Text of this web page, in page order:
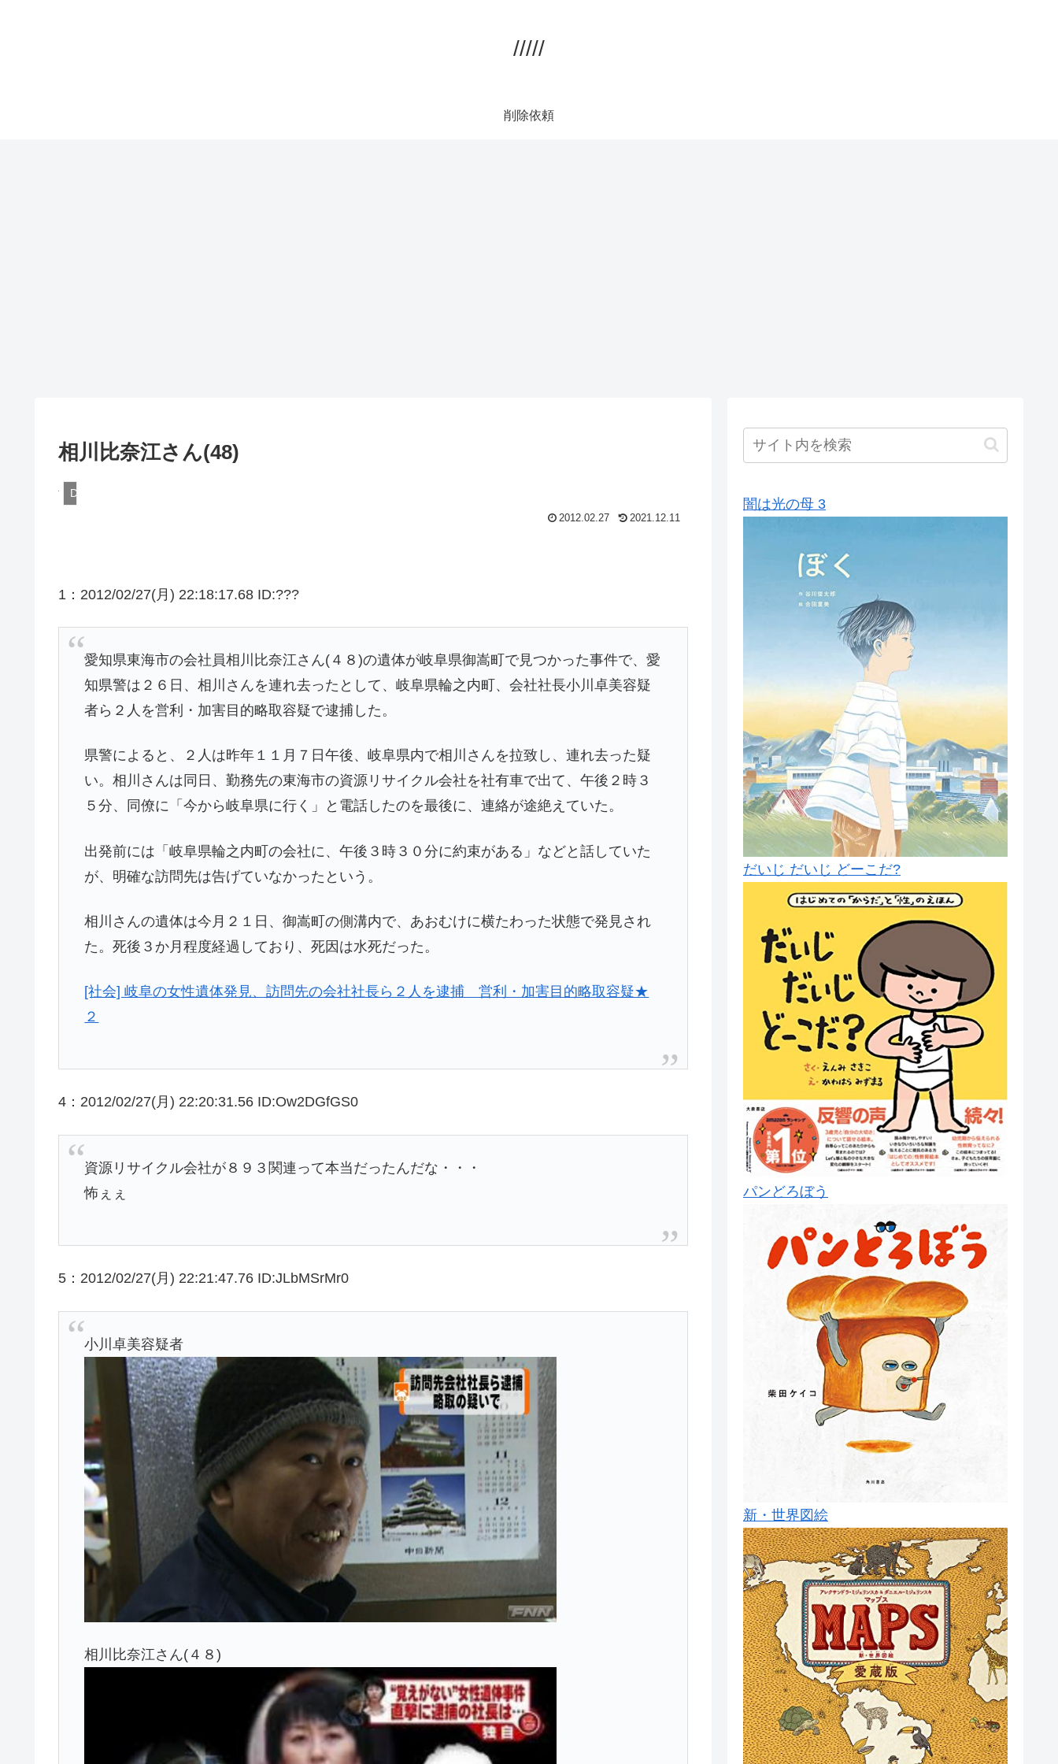
/////
削除依頼
相川比奈江さん(48)
DQN
2012.02.27 2021.12.11
1：2012/02/27(月) 22:18:17.68 ID:???
愛知県東海市の会社員相川比奈江さん(４８)の遺体が岐阜県御嵩町で見つかった事件で、愛
知県警は２６日、相川さんを連れ去ったとして、岐阜県輪之内町、会社社長小川卓美容疑
者ら２人を営利・加害目的略取容疑で逮捕した。
県警によると、２人は昨年１１月７日午後、岐阜県内で相川さんを拉致し、連れ去った疑
い。相川さんは同日、勤務先の東海市の資源リサイクル会社を社有車で出て、午後２時３
５分、同僚に「今から岐阜県に行く」と電話したのを最後に、連絡が途絶えていた。
出発前には「岐阜県輪之内町の会社に、午後３時３０分に約束がある」などと話していた
が、明確な訪問先は告げていなかったという。
相川さんの遺体は今月２１日、御嵩町の側溝内で、あおむけに横たわった状態で発見され
た。死後３か月程度経過しており、死因は水死だった。
[社会] 岐阜の女性遺体発見、訪問先の会社社長ら２人を逮捕 営利・加害目的略取容疑★
２
4：2012/02/27(月) 22:20:31.56 ID:Ow2DGfGS0
資源リサイクル会社が８９３関連って本当だったんだな・・・
怖ぇぇ
5：2012/02/27(月) 22:21:47.76 ID:JLbMSrMr0
小川卓美容疑者
相川比奈江さん(４８)
闇は光の母 3
だいじ だいじ どーこだ?
パンどろぼう
新・世界図絵